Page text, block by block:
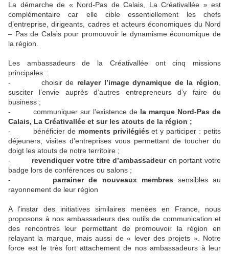
La démarche de « Nord-Pas de Calais, La Créativallée » est
complémentaire car elle cible essentiellement les chefs
d’entreprise, dirigeants, cadres et acteurs économiques du Nord
– Pas de Calais pour promouvoir le dynamisme économique de
la région.
Les ambassadeurs de la Créativallée ont cinq missions
principales :
- choisir de relayer l’image dynamique de la région
susciter l’envie auprès d’autres entrepreneurs d’y faire du
business ;
- communiquer sur l’existence de la marque Nord-Pas de
Calais, La Créativallée et sur les atouts de la région ;
- bénéficier de moments privilégiés et y participer : petits
déjeuners, visites d’entreprises vous permettant de toucher du
doigt les atouts de notre territoire ;
- revendiquer votre titre d’ambassadeuren portant votre
badge lors de conférences ou salons ;
- parrainer de nouveaux membres sensibles au
rayonnement de leur région
A l’instar des initiatives similaires menées en France, nous
proposons à nos ambassadeurs des outils de communication et
des rencontres leur permettant de promouvoir la région en
relayant la marque, mais aussi de « lever des projets ». Notre
force est le très fort attachement de nos ambassadeurs à leur